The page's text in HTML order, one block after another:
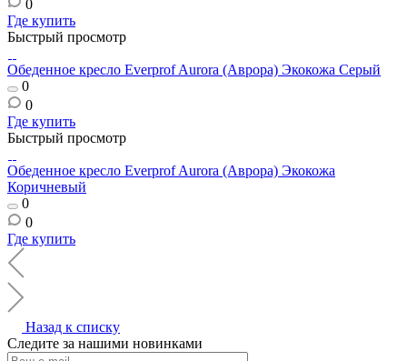
0
Где купить
Быстрый просмотр
Обеденное кресло Everprof Aurora (Аврора) Экокожа Серый
0
0
Где купить
Быстрый просмотр
Обеденное кресло Everprof Aurora (Аврора) Экокожа
Коричневый
0
0
Где купить
Назад к списку
Следите за нашими новинками